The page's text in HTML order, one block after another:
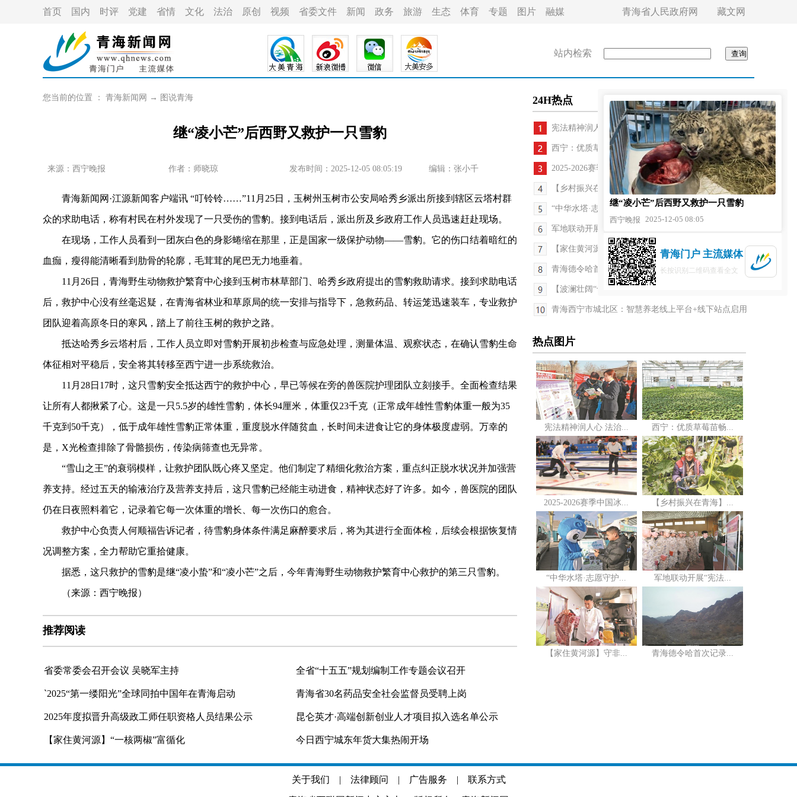
首页 国内 时评 党建 省情 文化 法治 原创 视频 省委文件 新闻 政务 旅游 生态 体育 专题 图片 融媒 青海省人民政府网 藏文网
站内检索
您当前的位置 ： 青海新闻网 → 图说青海
继“凌小芒”后西野又救护一只雪豹
来源：西宁晚报 作者： 师晓琼 发布时间：2025-12-05 08:05:19 编辑：张小千
青海新闻网·江源新闻客户端讯 “叮铃铃……”11月25日，玉树州玉树市公安局哈秀乡派出所接到辖区云塔村群
众的求助电话，称有村民在村外发现了一只受伤的雪豹。接到电话后，派出所及乡政府工作人员迅速赶赴现场。
在现场，工作人员看到一团灰白色的身影蜷缩在那里，正是国家一级保护动物——雪豹。它的伤口结着暗红的
血痂，瘦得能清晰看到肋骨的轮廓，毛茸茸的尾巴无力地垂着。
11月26日，青海野生动物救护繁育中心接到玉树市林草部门、哈秀乡政府提出的雪豹救助请求。接到求助电话
后，救护中心没有丝毫迟疑，在青海省林业和草原局的统一安排与指导下，急救药品、转运笼迅速装车，专业救护
团队迎着高原冬日的寒风，踏上了前往玉树的救护之路。
抵达哈秀乡云塔村后，工作人员立即对雪豹开展初步检查与应急处理，测量体温、观察状态，在确认雪豹生命
体征相对平稳后，安全将其转移至西宁进一步系统救治。
11月28日17时，这只雪豹安全抵达西宁的救护中心，早已等候在旁的兽医院护理团队立刻接手。全面检查结果
让所有人都揪紧了心。这是一只5.5岁的雄性雪豹，体长94厘米，体重仅23千克（正常成年雄性雪豹体重一般为35
千克到50千克），低于成年雄性雪豹正常体重，重度脱水伴随贫血，长时间未进食让它的身体极度虚弱。万幸的
是，X光检查排除了骨骼损伤，传染病筛查也无异常。
“雪山之王”的衰弱模样，让救护团队既心疼又坚定。他们制定了精细化救治方案，重点纠正脱水状况并加强营
养支持。经过五天的输液治疗及营养支持后，这只雪豹已经能主动进食，精神状态好了许多。如今，兽医院的团队
仍在日夜照料着它，记录着它每一次体重的增长、每一次伤口的愈合。
救护中心负责人何顺福告诉记者，待雪豹身体条件满足麻醉要求后，将为其进行全面体检，后续会根据恢复情
况调整方案，全力帮助它重拾健康。
据悉，这只救护的雪豹是继“凌小蛰”和“凌小芒”之后，今年青海野生动物救护繁育中心救护的第三只雪豹。
（来源：西宁晚报）
推荐阅读
省委常委会召开会议 吴晓军主持 全省“十五五”规划编制工作专题会议召开
`2025“第一缕阳光”全球同拍中国年在青海启动 青海省30名药品安全社会监督员受聘上岗
2025年度拟晋升高级政工师任职资格人员结果公示 昆仑英才·高端创新创业人才项目拟入选名单公示
【家住黄河源】“一核两椒”富循化 今日西宁城东年货大集热闹开场
24H热点
宪法精神润人心 法治春雨滋万家
西宁：优质草莓苗畅销省内外
2025-2026赛季中国冰壶联赛（青海西宁站）开赛
【乡村振兴在青海】湟中贝贝南瓜喜丰收
“中华水塔·志愿守护”生态志愿服务省级示范活动举行
军地联动开展“宪法进军营”活动
【家住黄河源】守非遗“味” 传“青海香”
青海德令哈首次记录到国家一级重点保护野生动物豺
【波澜壮阔“十四五”】高原之治 绿色之基 新时代...
青海西宁市城北区：智慧养老线上平台+线下站点启用
热点图片
宪法精神润人心 法治... 西宁：优质草莓苗畅...
2025-2026赛季中国冰... 【乡村振兴在青海】...
“中华水塔·志愿守护... 军地联动开展“宪法...
【家住黄河源】守非... 青海德令哈首次记录...
关于我们 | 法律顾问 | 广告服务 | 联系方式
继“凌小芒”后西野又救护一只雪豹
西宁晚报 2025-12-05 08:05
青海门户 主流媒体
长按识别二维码查看全文